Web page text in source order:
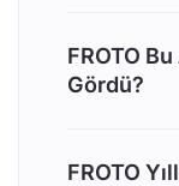
FROTO
Gördü?
FROTO